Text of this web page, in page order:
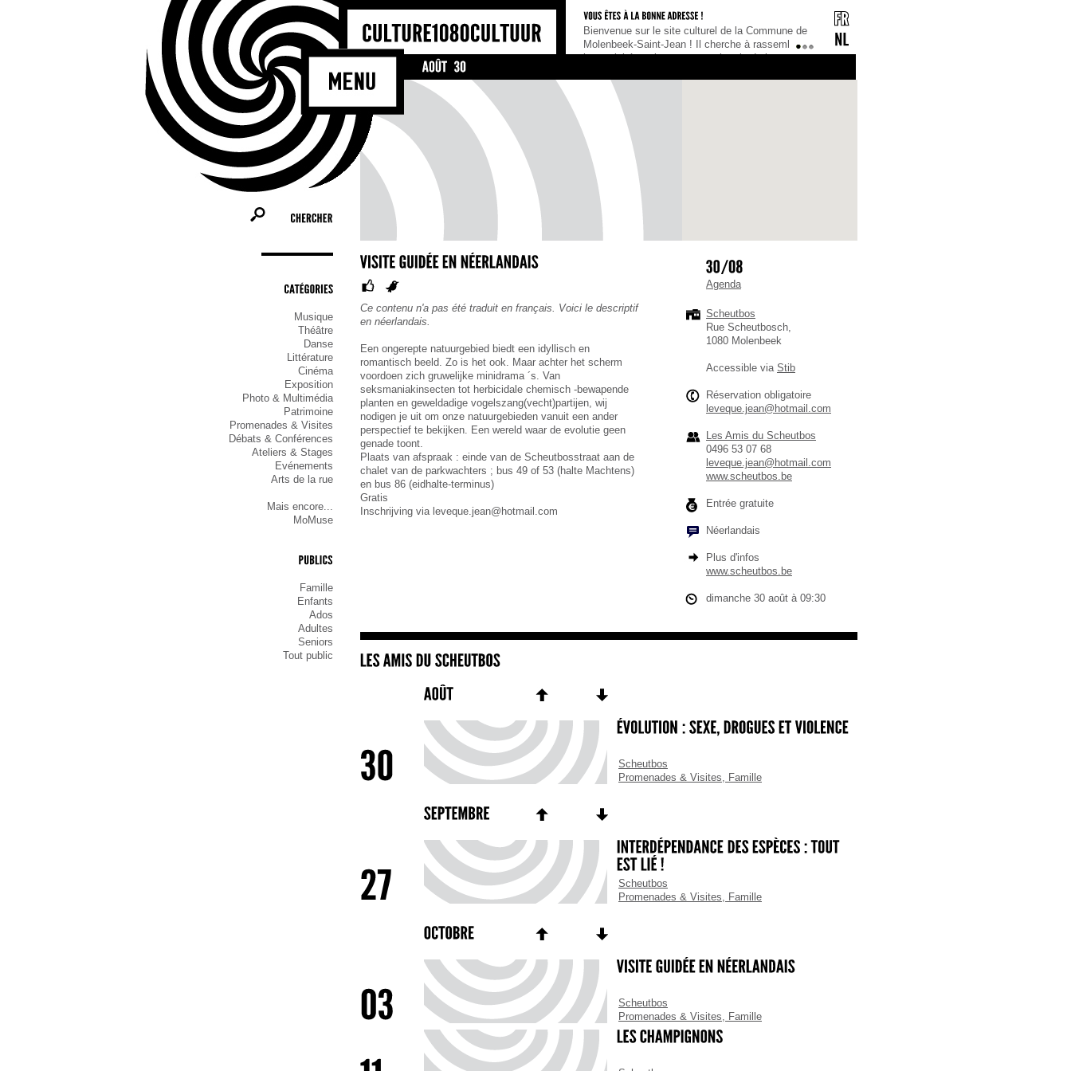
Bienvenue sur le site culturel de la Commune de
Molenbeek-Saint-Jean ! Il cherche à rassembler
les activités et les acteurs culturels de la
commune, tel un portail de référence pour tous
ceux qui cherchent une information culturelle,
qu’ils soient habitants, association ou
Notre portail culturel édite une lettre d’information
culturelle gratuite.Vous souhaitez la recevoir ?
Bonne idée !Mais préalablement, il faut vous
de nous envoyer votre adresse mail, ainsi que vo
123
Musique
Théâtre
Danse
Littérature
Cinéma
Exposition
Photo & Multimédia
Patrimoine
Promenades & Visites
Débats & Conférences
Ateliers & Stages
Evénements
Arts de la rue
Mais encore...
MoMuse
Famille
Enfants
Ados
Adultes
Seniors
Tout public
Agenda
Scheutbos
Rue Scheutbosch,
1080 Molenbeek
Accessible via Stib
Réservation obligatoire
leveque.jean@hotmail.com
Les Amis du Scheutbos
0496 53 07 68
leveque.jean@hotmail.com
www.scheutbos.be
Entrée gratuite
Néerlandais
Plus d'infos
www.scheutbos.be
dimanche 30 août à 09:30
Ce contenu n'a pas été traduit en français. Voici le descriptif
en néerlandais.
Een ongerepte natuurgebied biedt een idyllisch en
romantisch beeld. Zo is het ook. Maar achter het scherm
voordoen zich gruwelijke minidrama ´s. Van
seksmaniakinsecten tot herbicidale chemisch -bewapende
planten en geweldadige vogelszang(vecht)partijen, wij
nodigen je uit om onze natuurgebieden vanuit een ander
perspectief te bekijken. Een wereld waar de evolutie geen
genade toont.
Plaats van afspraak : einde van de Scheutbosstraat aan de
chalet van de parkwachters ; bus 49 of 53 (halte Machtens)
en bus 86 (eidhalte-terminus)
Gratis
Inschrijving via leveque.jean@hotmail.com
Scheutbos
Promenades & Visites, Famille
Scheutbos
Promenades & Visites, Famille
Scheutbos
Promenades & Visites, Famille